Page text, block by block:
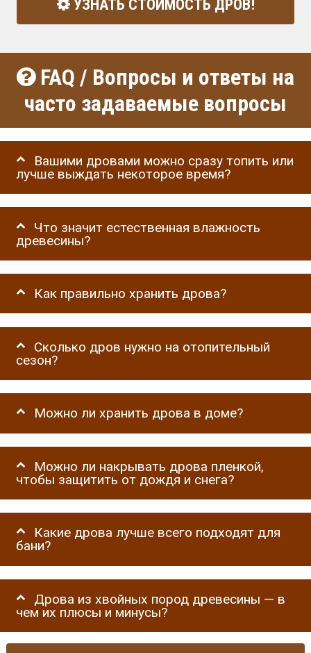
УЗНАТЬ СТОИМОСТЬ ДРОВ!
FAQ / Вопросы и ответы на
часто задаваемые вопросы
Вашими дровами можно сразу топить или
лучше выждать некоторое время?
Что значит естественная влажность
древесины?
Как правильно хранить дрова?
Сколько дров нужно на отопительный
сезон?
Можно ли хранить дрова в доме?
Можно ли накрывать дрова пленкой,
чтобы защитить от дождя и снега?
Какие дрова лучше всего подходят для
бани?
Дрова из хвойных пород древесины — в
чем их плюсы и минусы?